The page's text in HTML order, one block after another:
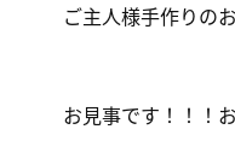
ご主人様手作りの
お見事です！！！